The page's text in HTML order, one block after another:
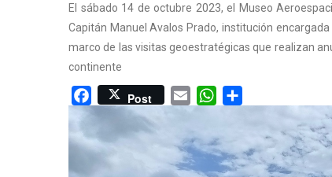
El sábado 14 de octubre 2023, el Museo
Capitán Manuel Avalos Prado, institución
marco de las visitas geoestratégicas que realizan
continente
Facebook
Post Email WhatsApp